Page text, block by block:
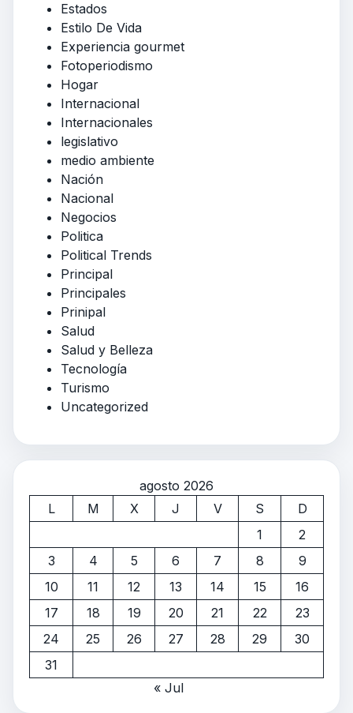
Estados
Estilo De Vida
Experiencia gourmet
Fotoperiodismo
Hogar
Internacional
Internacionales
legislativo
medio ambiente
Nación
Nacional
Negocios
Politica
Political Trends
Principal
Principales
Prinipal
Salud
Salud y Belleza
Tecnología
Turismo
Uncategorized
agosto 2026
L
M X J V S
D
1
2
3
4 5 6 7 8
9
10
11 12 13 14 15
16
17
18 19 20 21 22
23
24
25 26 27 28 29
30
31
« Jul